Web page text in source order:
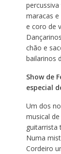
maracas e
e coro de
chão e
bailarinos
Show de
especial
Um dos
musical
guitarrista
Numa
Cordeiro